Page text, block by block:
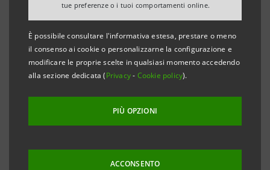
tue preferenze o i tuoi comportamenti online.
È possibile consultare l'informativa estesa, prestare o meno
il consenso ai cookie o personalizzarne la configurazione e
modificare le proprie scelte in qualsiasi momento accedendo
alla sezione dedicata (Privacy- Cookie policy).
PIÙ OPZIONI
ACCONSENTO
appuntamento con l’arte che, dal 1 dicembre 2018 al
13 gennaio 2019, presso Palazzo Marino, consentirà a
tutti i cittadini di Milano e non solo di ammirare
“L’Adorazione dei Magi” opera di Pietro Vannucci
detto Il Perugino proveniente dalla Galleria Nazionale
dell’Umbria di Perugia.
L’esposizione costituisce un’importante occasione di
sostegno alla cultura per Intesa Sanpaolo, che da
sempre interpreta il proprio impegno al fianco delle